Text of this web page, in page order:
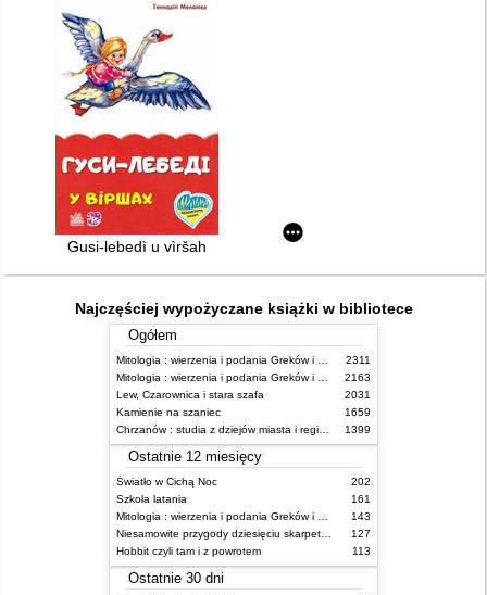
Gusi-lebedì u vìršah
Najczęściej wypożyczane książki w bibliotece
Ogółem
2311
2163
Lew, Czarownica i stara szafa
2031
Kamienie na szaniec
1659
1399
Ostatnie 12 miesięcy
Światło w Cichą Noc
202
Szkoła latania
161
143
127
Hobbit czyli tam i z powrotem
113
Ostatnie 30 dni